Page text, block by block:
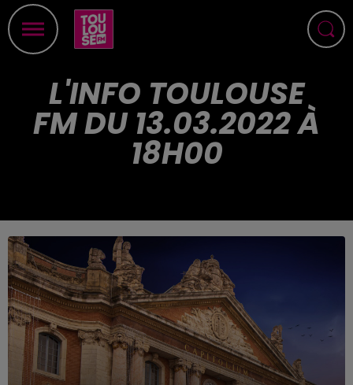
L'INFO TOULOUSE
FM DU 13.03.2022 À
18H00